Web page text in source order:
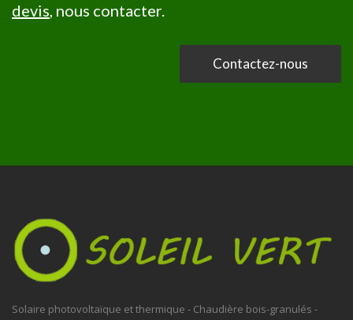
devis, nous contacter.
Contactez-nous
Solaire photovoltaïque et thermique - Chaudière bois-granulés -